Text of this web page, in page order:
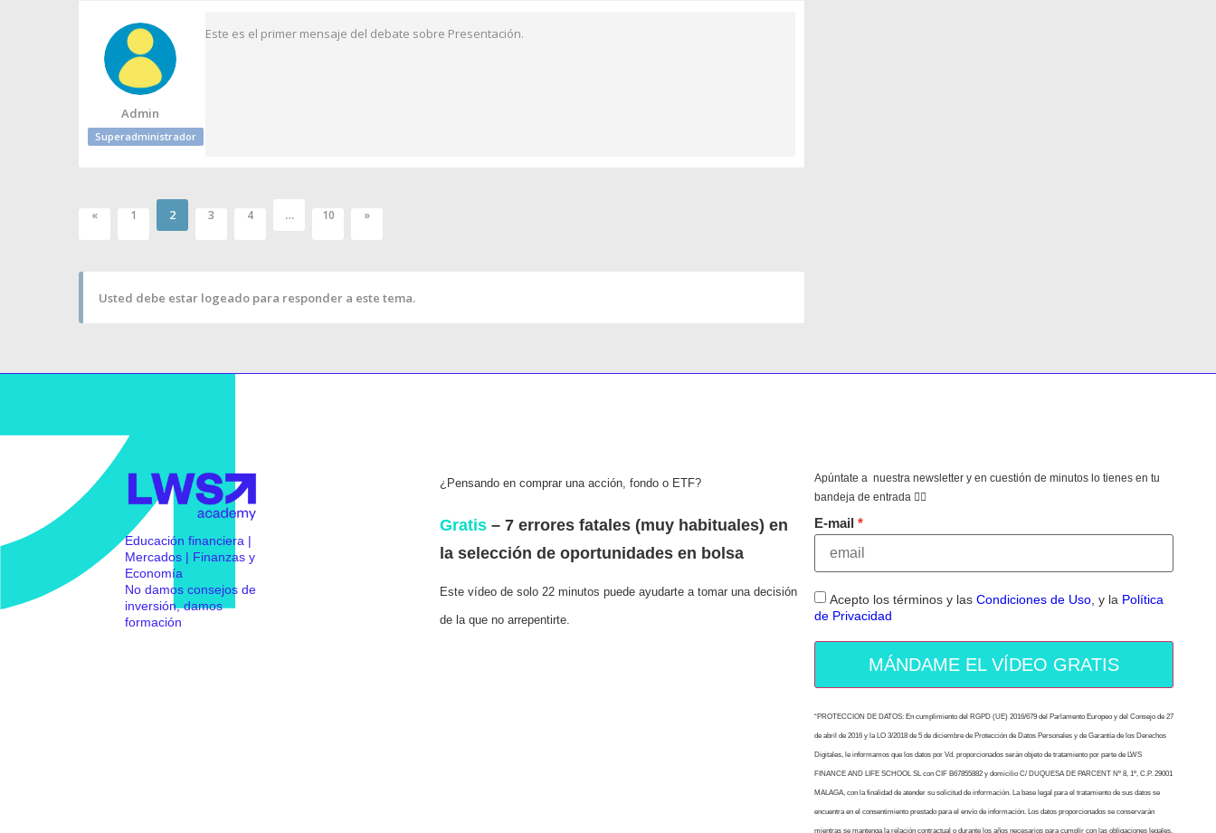
Admin
Superadministrador
Este es el primer mensaje del debate sobre Presentación.
« 1 2 3 4 … 10 »
Usted debe estar logeado para responder a este tema.
Educación financiera |
Mercados | Finanzas y
Economía
No damos consejos de
inversión, damos
formación
¿Pensando en comprar una acción, fondo o ETF?
Gratis– 7 errores fatales (muy habituales) en
la selección de oportunidades en bolsa
Este vídeo de solo 22 minutos puede ayudarte a tomar una decisión
de la que no arrepentirte.
Apúntate a nuestra newsletter y en cuestión de minutos lo tienes en tu
bandeja de entrada 👇🏻
E-mail
Acepto los términos y las Condiciones de Uso, y la Política
de Privacidad
MÁNDAME EL VÍDEO GRATIS
“PROTECCION DE DATOS: En cumplimiento del RGPD (UE) 2016/679 del Parlamento Europeo y del Consejo de 27
de abril de 2016 y la LO 3/2018 de 5 de diciembre de Protección de Datos Personales y de Garantía de los Derechos
Digitales, le informamos que los datos por Vd. proporcionados serán objeto de tratamiento por parte de LWS
FINANCE AND LIFE SCHOOL SL con CIF B67855882 y domicilio C/ DUQUESA DE PARCENT Nº 8, 1º, C.P. 29001
MALAGA, con la finalidad de atender su solicitud de información. La base legal para el tratamiento de sus datos se
encuentra en el consentimiento prestado para el envío de información. Los datos proporcionados se conservarán
mientras se mantenga la relación contractual o durante los años necesarios para cumplir con las obligaciones legales.